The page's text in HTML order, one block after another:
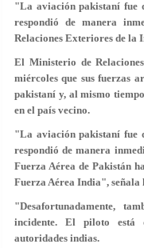
"La aviación pakistaní fue
respondió de manera
Relaciones Exteriores de la
El Ministerio de
miércoles que sus fuerzas
pakistaní y, al mismo
en el país vecino.
"La aviación pakistaní fue
respondió de manera
Fuerza Aérea de Pakistán
Fuerza Aérea India", señala
"Desafortunadamente,
incidente. El piloto está
autoridades indias.